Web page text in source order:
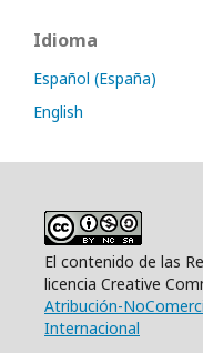
Idioma
Español (España)
English
El contenido de las
licencia Creative
Atribución-
Internacional